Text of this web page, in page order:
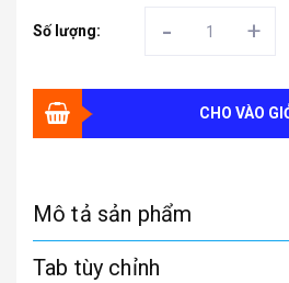
Số lượng: - +
CHO VÀO
Mô tả sản phẩm
Tab tùy chỉnh